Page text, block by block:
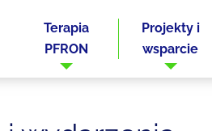
Terapia
PFRON
Projekty i
wsparcie